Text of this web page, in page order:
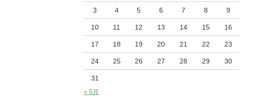
3 4 5 6 7 8 9
10 11 12 13 14 15 16
17 18 19 20 21 22 23
24 25 26 27 28 29 30
31
« 5月